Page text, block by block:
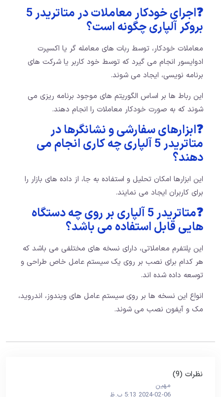
❓اجرای خودکار معاملات در متاتریدر 5
بروکر آلپاری چگونه است؟
معاملات خودکار، توسط ربات های معامله گر یا اکسپرت
ادوایسور انجام می گیرد که توسط خود کاربر یا شرکت های
برنامه نویسی، ایجاد می شوند.
این رباط ها بر اساس الگوریتم های موجود برنامه ریزی می
شوند که به صورت خودکار معاملات را انجام دهند.
❓ابزارهای سفارشی و نشانگرها در
متاتریدر 5 آلپاری چه کاری انجام می
دهند؟
این ابزارها امکان تحلیل و استفاده به جا، از داده های بازار را
برای کاربران ایجاد می نمایند.
❓متاتریدر 5 آلپاری بر روی چه دستگاه
هایی قابل استفاده می باشد؟
این پلتفرم معاملاتی، دارای نسخه های مختلفی می باشد که
هر کدام برای نصب بر روی یک سیستم عامل خاص طراحی و
توسعه داده شده اند.
انواع این نسخه ها بر روی سیستم عامل های ویندوز، اندروید،
مک و آیفون نصب می شوند.
نظرات (9)
مهين
2024-02-06 5:13 ب.ظ